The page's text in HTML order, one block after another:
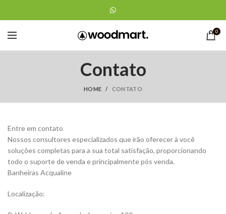
0
Contato
HOME CONTATO
Entre em contato
Nossos consultores especializados que irão oferecer à você
soluções completas para a sua total satisfação, proporcionando
todo o suporte de venda e principalmente pós venda.
Banheiras Acqualine
Localização: